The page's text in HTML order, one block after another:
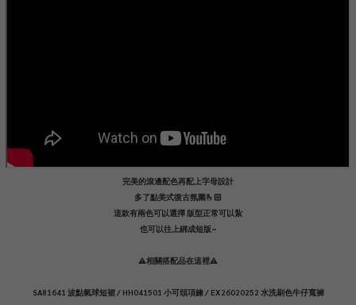
完美的滾邊配色再配上字母設計
多了點美式復古氛圍🫰🏻
這款有兩色可以選擇 版型正常可以紮
也可以往上綁成短版~
⚠️相關搭配品在這裡⚠️
SA81641 波點氣球短裙 / HH041501 小可頌項鍊 / EX26020252 水洗刷色牛仔寬褲